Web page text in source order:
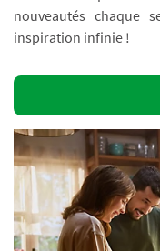
nouveautés chaque
inspiration infinie !